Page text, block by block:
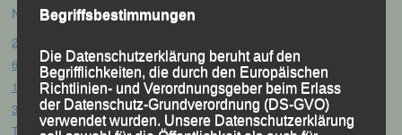
Neueste Beiträge
20. Goldener Steig-Lauf – Stozec/Tusset, 01.08.2026
61. Bergsportfest – Ortenburg, 26.07.2026
12. Loser Berglauf – Altaussee/Österreich, 25.07.2026
32. Sommerbiathlon – Passau, 18.07.2026
Tag des Sports – „Quälspaß am Dreisessel“ – Neureichenau, 18.07.2026
Begriffsbestimmungen
Die Datenschutzerklärung beruht auf den
Begrifflichkeiten, die durch den Europäischen
Richtlinien- und Verordnungsgeber beim Erlass
der Datenschutz-Grundverordnung (DS-GVO)
verwendet wurden. Unsere Datenschutzerklärung